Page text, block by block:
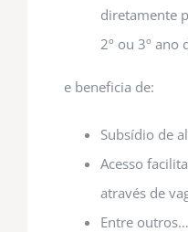
diretamente
2º ou 3º ano
e beneficia de:
Subsídio de
Acesso
através de
Entre outros…